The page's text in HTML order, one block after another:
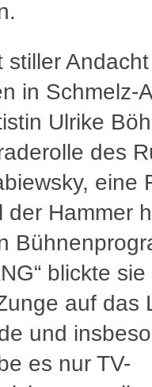
in Schmelz-
Ulrike
des
eine
der Hammer
blickte sie
auf das
und
es nur TV-